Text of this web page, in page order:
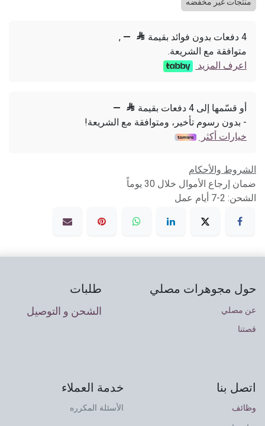
منتجات غير مخفضه
4 دفعات بدون فوائد بقيمة 
—
,
متوافقة مع الشريعة.
اعرف المزيد
أو قسّمها إلى 4 دفعات بقيمة 
—
- بدون رسوم تأخير، ومتوافقة مع الشريعة!
خيارات أكثر
الشروط والأحكام
ضمان إرجاع الأموال خلال 30 يوماً
الشحن: 2-7 أيام عمل
حول مجوهرات مصلي
عن مصلي
قصتنا
طلبات
الشحن و التوصيل
اتصل بنا
وظائف
خدمة العملاء
الأسئلة المكرره